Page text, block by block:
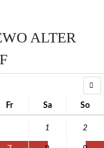
ALTER
Fr Sa So
1 2